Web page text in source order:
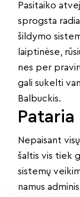
Pasitaiko
sprogsta
šildymo
laiptinėse,
nes per
gali sukelti
Balbuckis.
Nepaisant
šaltis vis tiek
sistemų
namus